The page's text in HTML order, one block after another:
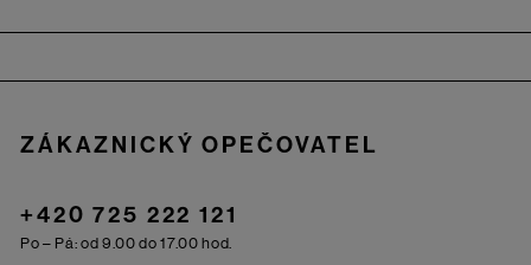
ZÁKAZNICKÝ OPEČOVATEL
+420 725 222 121
Po – Pá: od 9.00 do 17.00 hod.